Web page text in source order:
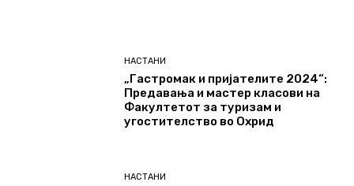
НАСТАНИ
„Гастромак и пријателите 2024“:
Предавања и мастер класови на
Факултетот за туризам и
угостителство во Охрид
НАСТАНИ